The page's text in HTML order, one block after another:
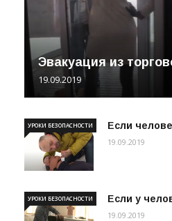
Эвакуация из
19.09.2019
Если
УРОКИ БЕЗОПАСНОСТИ
19.09.2019
Если у
УРОКИ БЕЗОПАСНОСТИ
19.09.2019